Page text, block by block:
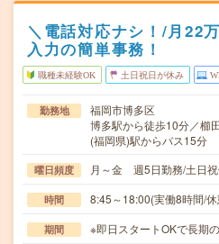
＼電話対応ナシ！/月22
入力の簡単事務！
職種未経験OK 土日祝日が休み
勤務地
福岡市博多区
博多駅から徒歩10分／櫛
(福岡県)駅からバス15分
曜日頻度 月～金 週5日勤務/土日
時間 8:45～18:00(実働8時間/
期間 ※即日スタートOKで長期